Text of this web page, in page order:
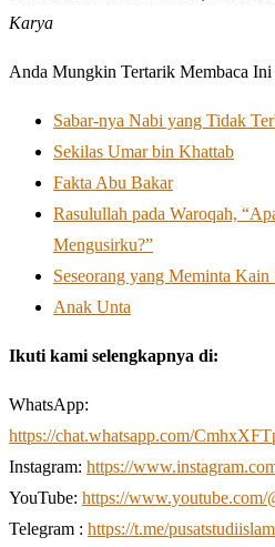
Karya
Anda Mungkin Tertarik Membaca Ini
Sabar-nya Nabi yang Tidak
Sekilas Umar bin Khattab
Fakta Abu Bakar
Rasulullah pada Waroqah,
Mengusirku?”
Seseorang yang Meminta Kain
Anak Unta
Ikuti kami selengkapnya di:
WhatsApp:
https://chat.whatsapp.com/
Instagram: https://
YouTube: https://www.youtube.com/
Telegram : https://t.me/